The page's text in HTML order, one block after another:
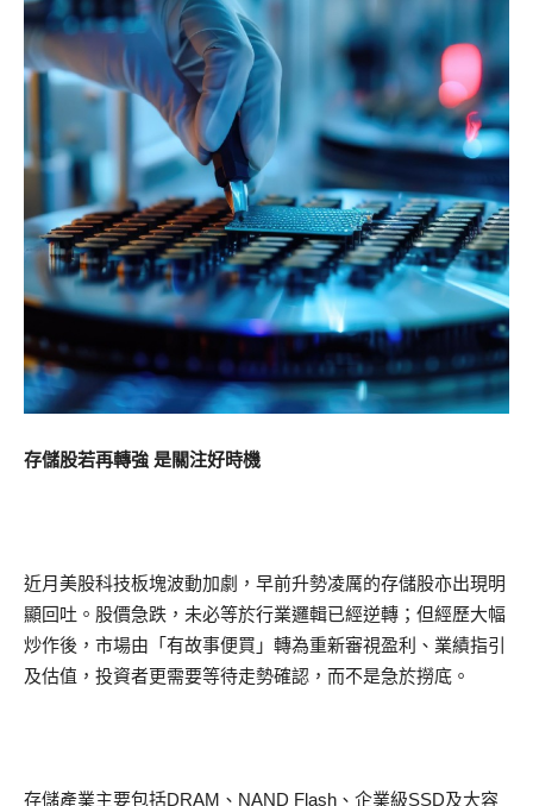
存儲股若再轉強 是關注好時機
近月美股科技板塊波動加劇，早前升勢凌厲的存儲股亦出現明
顯回吐。股價急跌，未必等於行業邏輯已經逆轉；但經歷大幅
炒作後，市場由「有故事便買」轉為重新審視盈利、業績指引
及估值，投資者更需要等待走勢確認，而不是急於撈底。
存儲產業主要包括DRAM、NAND Flash、企業級SSD及大容